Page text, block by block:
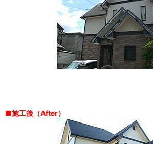
■施工後（After）